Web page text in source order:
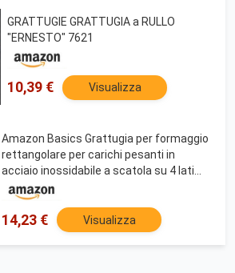
GRATTUGIE GRATTUGIA a RULLO
"ERNESTO" 7621
10,39 € Visualizza
Amazon Basics Grattugia per formaggio
rettangolare per carichi pesanti in
acciaio inossidabile a scatola su 4 lati
con base antiscivolo, 22,9 cm, Nero
14,23 € Visualizza